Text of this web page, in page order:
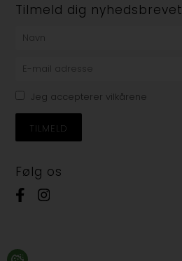
Tilmeld dig nyhedsbrevet
Jeg accepterer vilkårene
Følg os